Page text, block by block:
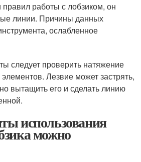
работы с лобзиком, он
линии. Причины данных
ослабленное
следует проверить натяжение
Лезвие может застрять,
вытащить его и сделать линию
использования
можно